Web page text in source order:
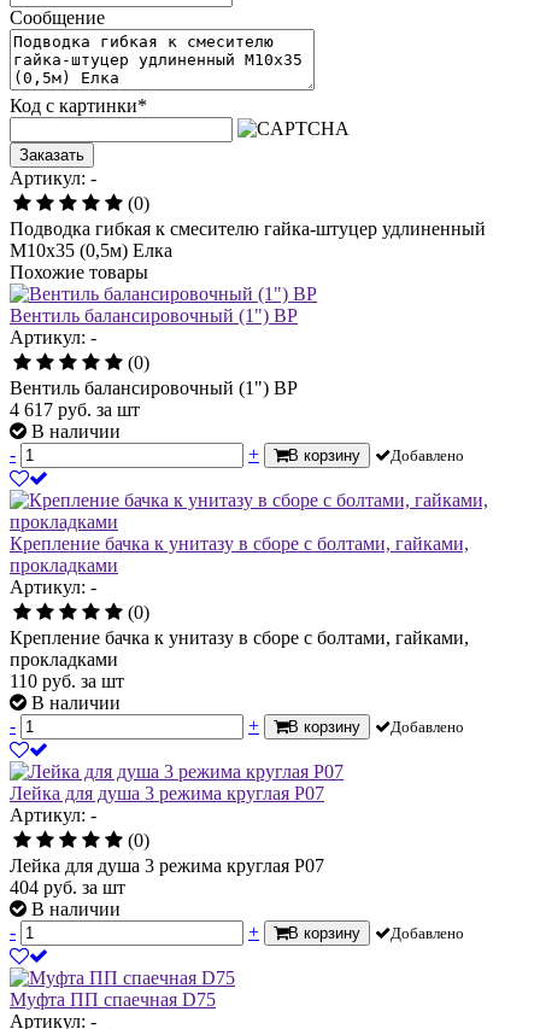
Сообщение
Код с картинки*
Заказать
Артикул: -
(0)
Подводка гибкая к смесителю гайка-штуцер удлиненный
М10х35 (0,5м) Елка
Похожие товары
Вентиль балансировочный (1") ВР
Артикул: -
(0)
Вентиль балансировочный (1") ВР
4 617 руб. за шт
В наличии
-
+ В корзину Добавлено
Крепление бачка к унитазу в сборе с болтами, гайками,
прокладками
Артикул: -
(0)
Крепление бачка к унитазу в сборе с болтами, гайками,
прокладками
110 руб. за шт
В наличии
-
+ В корзину Добавлено
Лейка для душа 3 режима круглая Р07
Артикул: -
(0)
Лейка для душа 3 режима круглая Р07
404 руб. за шт
В наличии
-
+ В корзину Добавлено
Муфта ПП спаечная D75
Артикул: -